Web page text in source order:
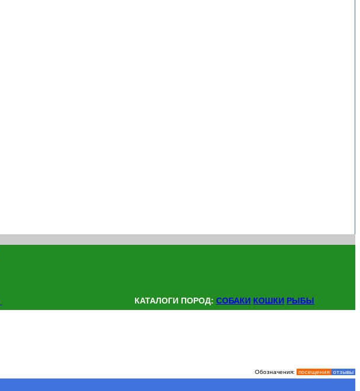
КАТАЛОГИ ПОРОД: СОБАКИ КОШКИ РЫБЫ
отзывы
посещения
Обозначения: